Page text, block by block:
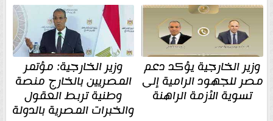
وزير الخارجية يؤكد دعم
مصر للجهود الرامية إلى
تسوية الأزمة الراهنة
وزير الخارجية: مؤتمر
المصريين بالخارج منصة
وطنية تربط العقول
والخبرات المصرية بالدولة